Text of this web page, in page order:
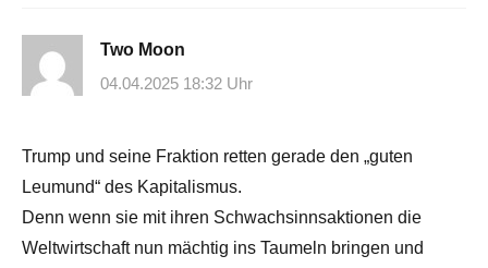
Two Moon
04.04.2025 18:32 Uhr
Trump und seine Fraktion retten gerade den „guten
Leumund“ des Kapitalismus.
Denn wenn sie mit ihren Schwachsinnsaktionen die
Weltwirtschaft nun mächtig ins Taumeln bringen und